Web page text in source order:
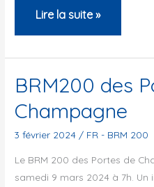
LES
BRM
DE
L’ACP
Lire la suite »
BRM200 des
Champagne
3 février 2024 / FR - BRM 200
Le BRM 200 des Portes de
samedi 9 mars 2024 à 7h. Un